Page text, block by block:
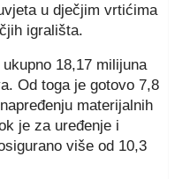
u dječjim vrtićima
igrališta.
18,17 milijuna
Od toga je gotovo 7,8
materijalnih
je za uređenje i
više od 10,3